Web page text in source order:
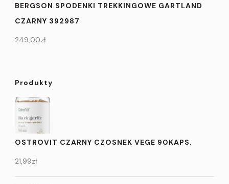
BERGSON SPODENKI TREKKINGOWE GARTLAND
CZARNY 392987
249,00zł
Produkty
OSTROVIT CZARNY CZOSNEK VEGE 90KAPS.
21,99zł